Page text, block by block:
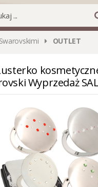
OUTLET
Wyprzedaż